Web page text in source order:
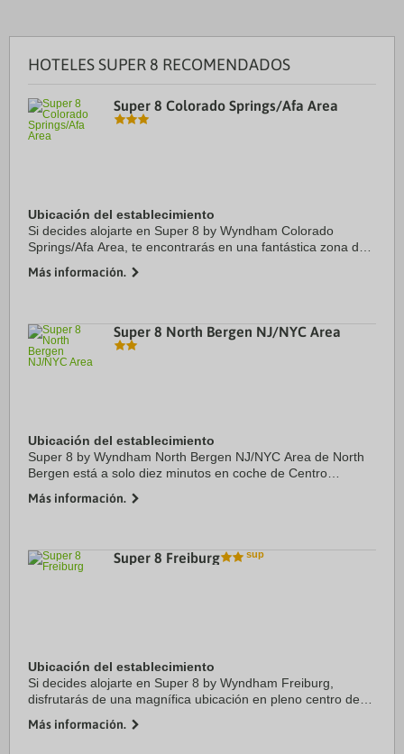
HOTELES SUPER 8 RECOMENDADOS
Super 8 Colorado Springs/Afa Area
Ubicación del establecimiento
Si decides alojarte en Super 8 by Wyndham Colorado
Springs/Afa Area, te encontrarás en una fantástica zona de
minutos en coche de US Air Force Academy y ...
Más información.
Super 8 North Bergen NJ/NYC Area
Ubicación del establecimiento
Super 8 by Wyndham North Bergen NJ/NYC Area de North
Bergen está a solo diez minutos en coche de Centro
Además, este motel se encuentra a 6,6 km de ...
Más información.
Super 8 Freiburg
Ubicación del establecimiento
Si decides alojarte en Super 8 by Wyndham Freiburg,
disfrutarás de una magnífica ubicación en pleno centro de
Forest Nature Park y a apenas 12 min ...
Más información.